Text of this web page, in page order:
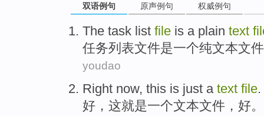
双语例句 原声例句 权威例句
The task list file is a plain text
任务列表文件是一个纯文本文
youdao
Right now, this is just a text file.
好 ， 这就是一个文本文件 ， 好。